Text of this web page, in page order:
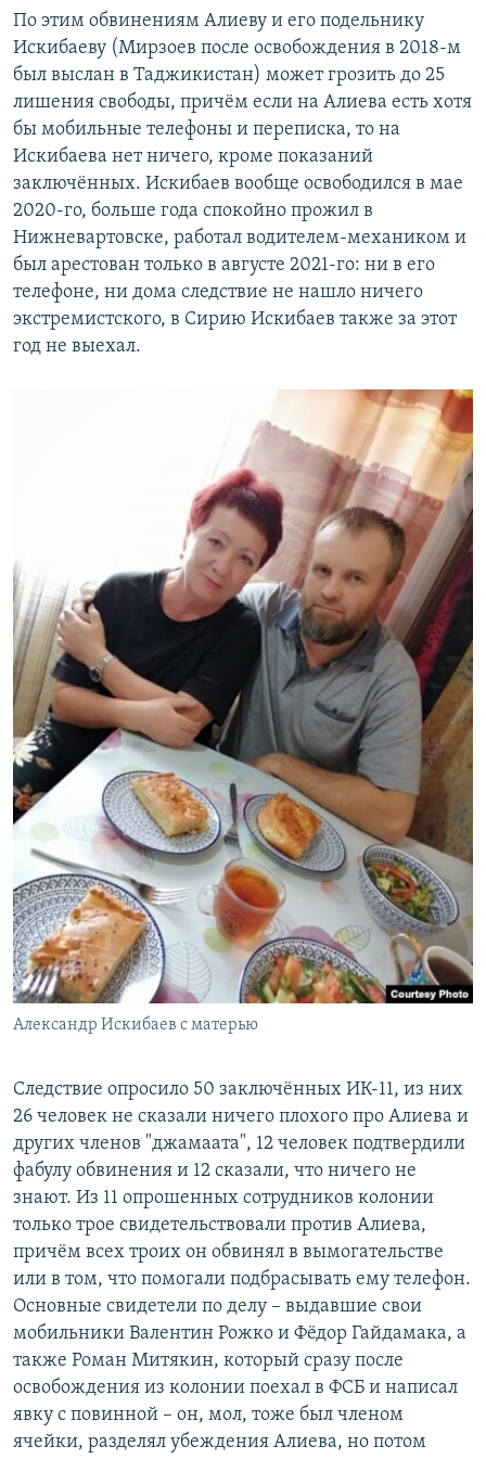
По этим обвинениям Алиеву и его подельнику
Искибаеву (Мирзоев после освобождения в 2018-м
был выслан в Таджикистан) может грозить до 25
лишения свободы, причём если на Алиева есть хотя
бы мобильные телефоны и переписка, то на
Искибаева нет ничего, кроме показаний
заключённых. Искибаев вообще освободился в мае
2020-го, больше года спокойно прожил в
Нижневартовске, работал водителем-механиком и
был арестован только в августе 2021-го: ни в его
телефоне, ни дома следствие не нашло ничего
экстремистского, в Сирию Искибаев также за этот
год не выехал.
Александр Искибаев с матерью
Следствие опросило 50 заключённых ИК-11, из них
26 человек не сказали ничего плохого про Алиева и
других членов "джамаата", 12 человек подтвердили
фабулу обвинения и 12 сказали, что ничего не
знают. Из 11 опрошенных сотрудников колонии
только трое свидетельствовали против Алиева,
причём всех троих он обвинял в вымогательстве
или в том, что помогали подбрасывать ему телефон.
Основные свидетели по делу – выдавшие свои
мобильники Валентин Рожко и Фёдор Гайдамака, а
также Роман Митякин, который сразу после
освобождения из колонии поехал в ФСБ и написал
явку с повинной – он, мол, тоже был членом
ячейки, разделял убеждения Алиева, но потом